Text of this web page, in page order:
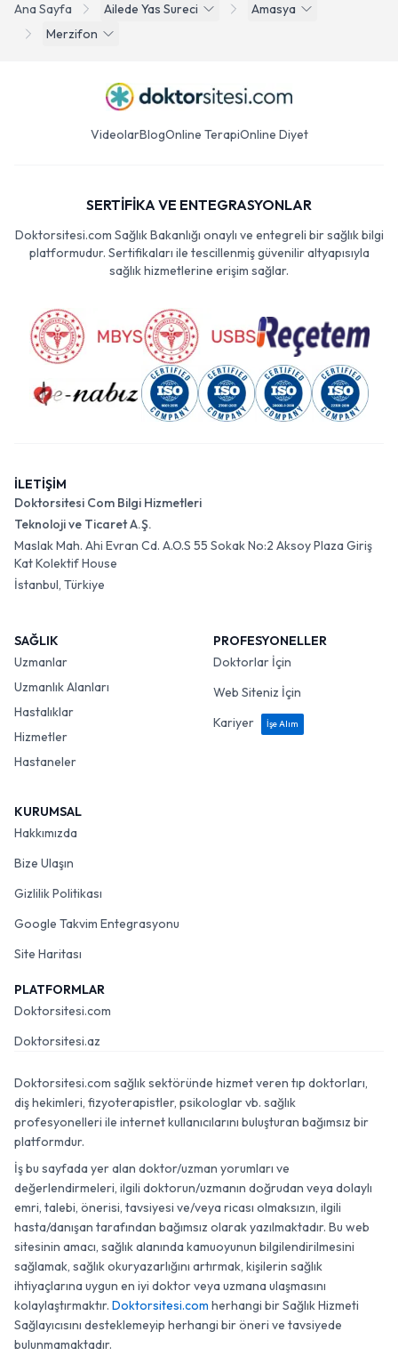
Ana Sayfa Ailede Yas Sureci
Amasya
Merzifon
VideolarBlogOnline TerapiOnline Diyet
SERTİFİKA VE ENTEGRASYONLAR
Doktorsitesi.com Sağlık Bakanlığı onaylı ve entegreli bir sağlık bilgi
platformudur. Sertifikaları ile tescillenmiş güvenilir altyapısıyla
sağlık hizmetlerine erişim sağlar.
İLETİŞİM
Doktorsitesi Com Bilgi Hizmetleri
Teknoloji ve Ticaret A.Ş.
Maslak Mah. Ahi Evran Cd. A.O.S 55 Sokak No:2 Aksoy Plaza Giriş
Kat Kolektif House
İstanbul, Türkiye
SAĞLIK
Uzmanlar
Uzmanlık Alanları
Hastalıklar
Hizmetler
Hastaneler
PROFESYONELLER
Doktorlar İçin
Web Siteniz İçin
Kariyer
İşe Alım
KURUMSAL
Hakkımızda
Bize Ulaşın
Gizlilik Politikası
Google Takvim Entegrasyonu
Site Haritası
PLATFORMLAR
Doktorsitesi.com
Doktorsitesi.az
Doktorsitesi.com sağlık sektöründe hizmet veren tıp doktorları,
diş hekimleri, fizyoterapistler, psikologlar vb. sağlık
profesyonelleri ile internet kullanıcılarını buluşturan bağımsız bir
platformdur.
İş bu sayfada yer alan doktor/uzman yorumları ve
değerlendirmeleri, ilgili doktorun/uzmanın doğrudan veya dolaylı
emri, talebi, önerisi, tavsiyesi ve/veya ricası olmaksızın, ilgili
hasta/danışan tarafından bağımsız olarak yazılmaktadır. Bu web
sitesinin amacı, sağlık alanında kamuoyunun bilgilendirilmesini
sağlamak, sağlık okuryazarlığını artırmak, kişilerin sağlık
ihtiyaçlarına uygun en iyi doktor veya uzmana ulaşmasını
kolaylaştırmaktır. Doktorsitesi.com herhangi bir Sağlık Hizmeti
Sağlayıcısını desteklemeyip herhangi bir öneri ve tavsiyede
bulunmamaktadır.